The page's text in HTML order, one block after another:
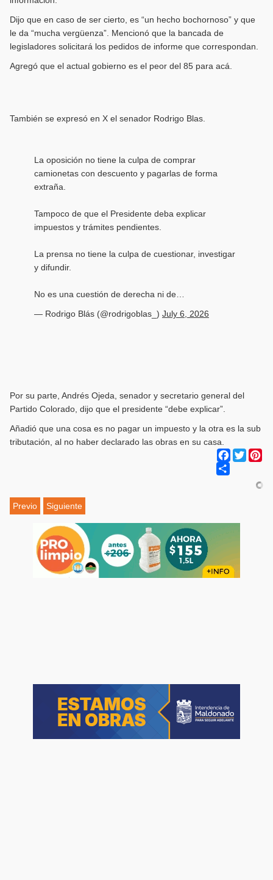
Dijo que en caso de ser cierto, es “un hecho bochornoso” y que
le da “mucha vergüenza”. Mencionó que la bancada de
legisladores solicitará los pedidos de informe que correspondan.
Agregó que el actual gobierno es el peor del 85 para acá.
También se expresó en X el senador Rodrigo Blas.
La oposición no tiene la culpa de comprar
camionetas con descuento y pagarlas de forma
extraña.
Tampoco de que el Presidente deba explicar
impuestos y trámites pendientes.
La prensa no tiene la culpa de cuestionar, investigar
y difundir.
No es una cuestión de derecha ni de…
— Rodrigo Blás (@rodrigoblas_) July 6, 2026
Por su parte, Andrés Ojeda, senador y secretario general del
Partido Colorado, dijo que el presidente “debe explicar”.
Añadió que una cosa es no pagar un impuesto y la otra es la sub
tributación, al no haber declarado las obras en su casa.
Facebook
Twitter
Previo Siguiente